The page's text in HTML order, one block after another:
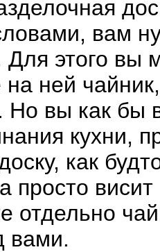
вам
Для этого вы
на ней
Но вы как бы
кухни,
как
просто
отдельно
вами.